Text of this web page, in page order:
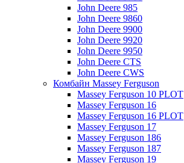
John Deere 985
John Deere 9860
John Deere 9900
John Deere 9920
John Deere 9950
John Deere CTS
John Deere CWS
Комбайн Massey Ferguson
Massey Ferguson 10 PLOT
Massey Ferguson 16
Massey Ferguson 16 PLOT
Massey Ferguson 17
Massey Ferguson 186
Massey Ferguson 187
Massey Ferguson 19